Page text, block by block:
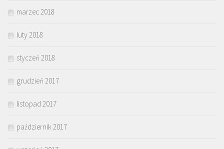
marzec 2018
luty 2018
styczeń 2018
grudzień 2017
listopad 2017
październik 2017